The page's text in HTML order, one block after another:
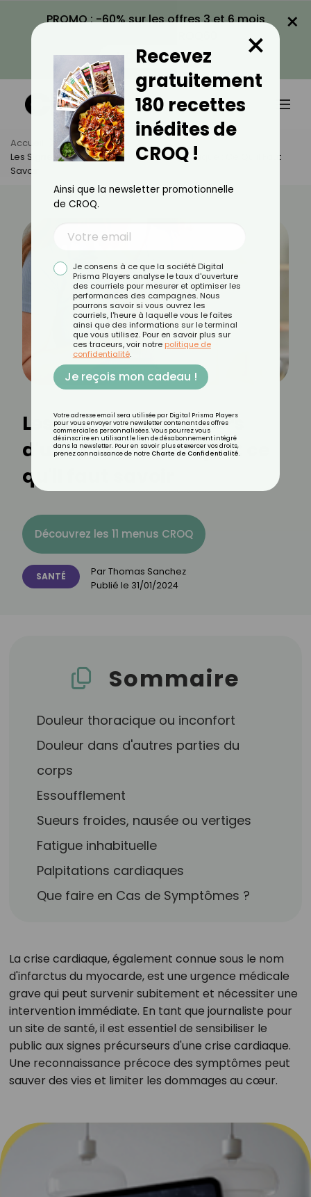
PROMO : -60% sur les offres 3 et 6 mois
VOIR LA PROMO
×
Accueil Actus
Santé
Les Signes Précurseurs D'une Crise Cardiaque : Ce Qu'il Faut
Savoir
Les signes précurseurs
d'une crise cardiaque : ce
qu'il faut savoir
Découvrez les 11 menus CROQ
SANTÉ ParThomas Sanchez
Publié le 31/01/2024
Sommaire
Douleur thoracique ou inconfort
Douleur dans d'autres parties du
corps
Essoufflement
Sueurs froides, nausée ou vertiges
Fatigue inhabituelle
Palpitations cardiaques
Que faire en Cas de Symptômes ?
La crise cardiaque, également connue sous le nom
d'infarctus du myocarde, est une urgence médicale
grave qui peut survenir subitement et nécessiter une
intervention immédiate. En tant que journaliste pour
un site de santé, il est essentiel de sensibiliser le
public aux signes précurseurs d'une crise cardiaque.
Une reconnaissance précoce des symptômes peut
sauver des vies et limiter les dommages au cœur.
Recevez
gratuitement
180 recettes
inédites de
CROQ !
×
Ainsi que la newsletter promotionnelle
de CROQ.
Je consens à ce que la société Digital
Prisma Players analyse le taux d'ouverture
des courriels pour mesurer et optimiser les
performances des campagnes. Nous
pourrons savoir si vous ouvrez les
courriels, l'heure à laquelle vous le faites
ainsi que des informations sur le terminal
que vous utilisez. Pour en savoir plus sur
ces traceurs, voir notre politique de
confidentialité.
Je reçois mon cadeau !
Votre adresse email sera utilisée par Digital Prisma Players
pour vous envoyer votre newsletter contenant des offres
commerciales personnalisées. Vous pourrez vous
désinscrire en utilisant le lien de désabonnement intégré
dans la newsletter. Pour en savoir plus et exercer vos droits,
prenez connaissance de notre Charte de Confidentialité.